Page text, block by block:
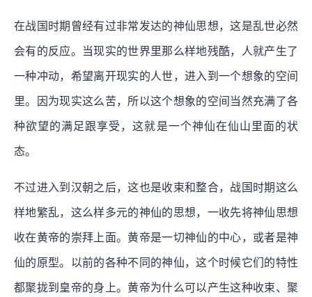
在战国时期曾经有过非常发达的神仙思想，这是乱世必然
会有的反应。当现实的世界里那么样地残酷，人就产生了
一种冲动，希望离开现实的人世，进入到一个想象的空间
里。因为现实这么苦，所以这个想象的空间当然充满了各
种欲望的满足跟享受，这就是一个神仙在仙山里面的状
态。
不过进入到汉朝之后，这也是收束和整合，战国时期这么
样地繁乱，这么样多元的神仙的思想，一收先将神仙思想
收在黄帝的崇拜上面。黄帝是一切神仙的中心，或者是神
仙的原型。以前的各种不同的神仙，这个时候它们的特性
都聚拢到皇帝的身上。黄帝为什么可以产生这种收束、聚